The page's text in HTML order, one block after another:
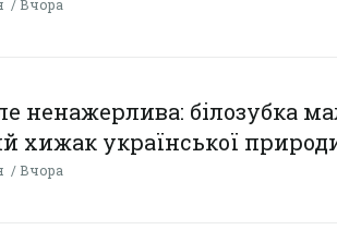
Вчора
ненажерлива: білозубка
хижак української
Вчора